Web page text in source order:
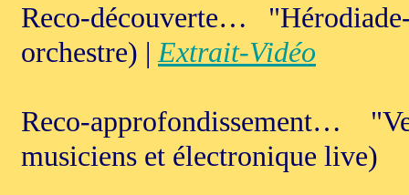
Reco-découverte…
orchestre) | Extrait-Vidéo
Reco-approfondissement…
musiciens et électronique live)